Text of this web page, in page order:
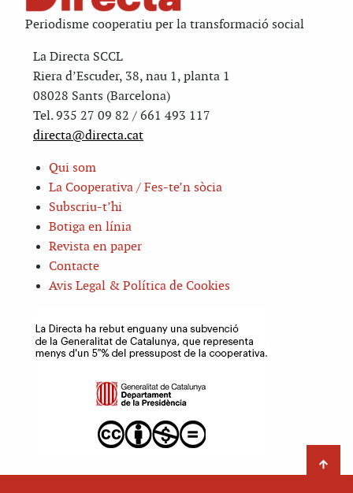
Periodisme cooperatiu per la transformació social
La Directa SCCL
Riera d’Escuder, 38, nau 1, planta 1
08028 Sants (Barcelona)
Tel. 935 27 09 82 / 661 493 117
directa@directa.cat
Qui som
La Cooperativa / Fes-te’n sòcia
Subscriu-t’hi
Botiga en línia
Revista en paper
Contacte
Avis Legal & Política de Cookies